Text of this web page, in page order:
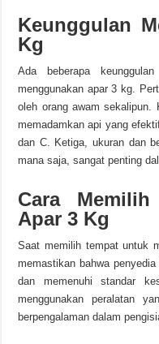
Keunggulan
Kg
Ada beberapa
menggunakan apar 3 kg.
oleh orang awam sekalipun.
memadamkan api yang
dan C. Ketiga, ukuran dan
mana saja, sangat penting
Cara
Apar 3 Kg
Saat memilih tempat untuk
memastikan bahwa
dan memenuhi standar
menggunakan peralatan
berpengalaman dalam